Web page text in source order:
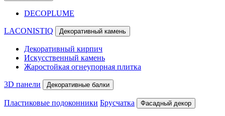
DECOPLUME
LACONISTIQ Декоративный камень
Декоративный кирпич
Искусственный камень
Жаростойкая огнеупорная плитка
3D панели Декоративные балки
Пластиковые подоконники Брусчатка Фасадный декор